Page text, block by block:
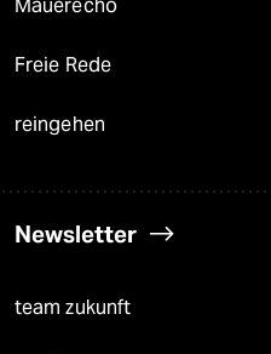
Mauerecho
Freie Rede
reingehen
Newsletter
team zukunft